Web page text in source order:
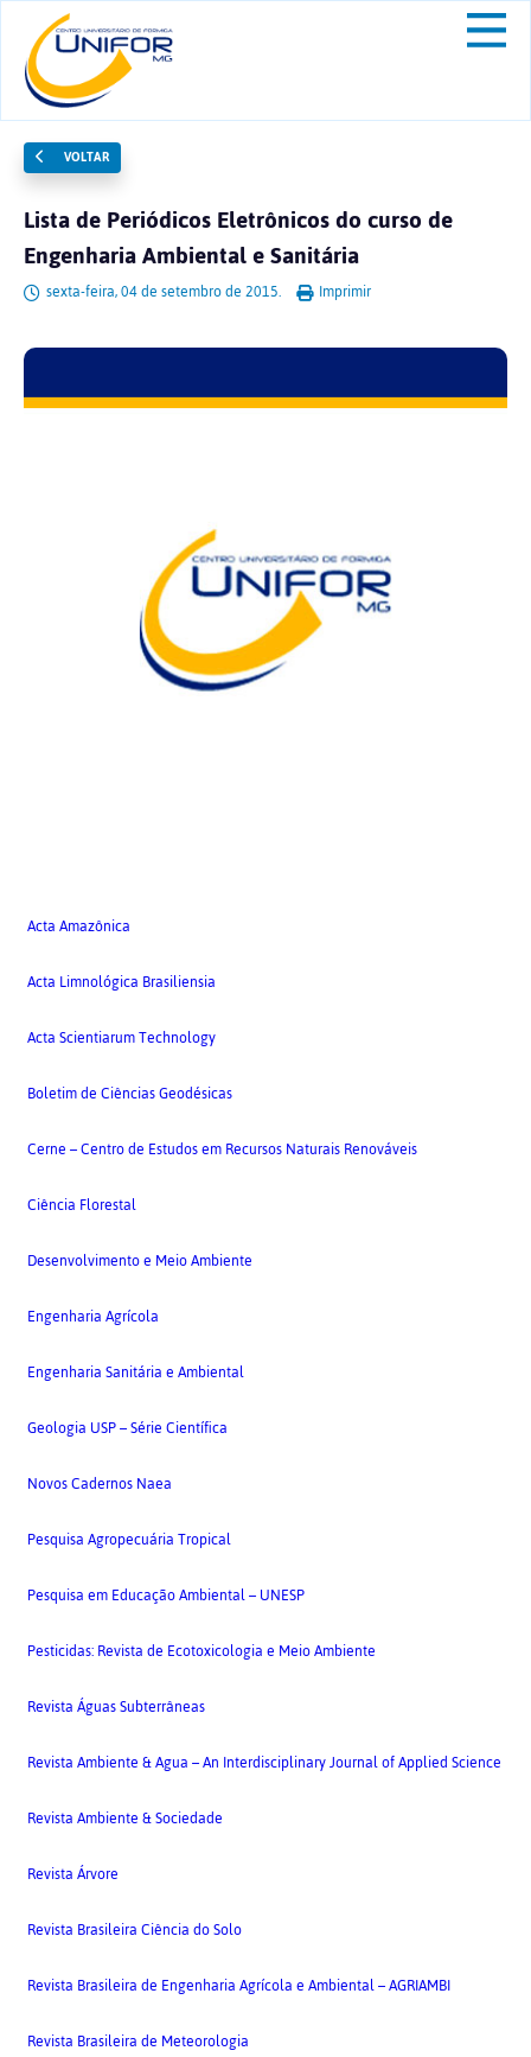
VOLTAR
Lista de Periódicos Eletrônicos do curso de
Engenharia Ambiental e Sanitária
sexta-feira, 04 de setembro de 2015. Imprimir
Acta Amazônica
Acta Limnológica Brasiliensia
Acta Scientiarum Technology
Boletim de Ciências Geodésicas
Cerne – Centro de Estudos em Recursos Naturais Renováveis
Ciência Florestal
Desenvolvimento e Meio Ambiente
Engenharia Agrícola
Engenharia Sanitária e Ambiental
Geologia USP – Série Científica
Novos Cadernos Naea
Pesquisa Agropecuária Tropical
Pesquisa em Educação Ambiental – UNESP
Pesticidas: Revista de Ecotoxicologia e Meio Ambiente
Revista Águas Subterrâneas
Revista Ambiente & Agua – An Interdisciplinary Journal of Applied Science
Revista Ambiente & Sociedade
Revista Árvore
Revista Brasileira Ciência do Solo
Revista Brasileira de Engenharia Agrícola e Ambiental – AGRIAMBI
Revista Brasileira de Meteorologia